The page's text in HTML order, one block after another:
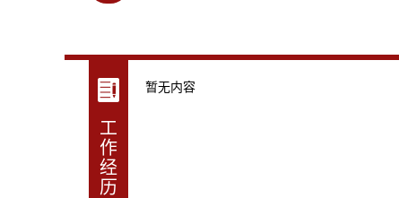
工
作
经
历
暂无内容